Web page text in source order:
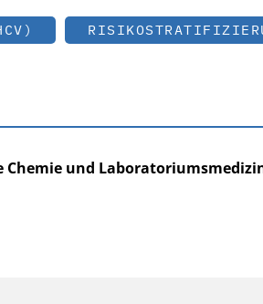
Chemie und